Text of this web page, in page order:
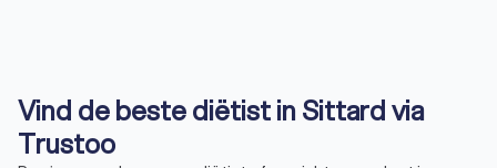
Vind de beste diëtist in Sittard via
Trustoo